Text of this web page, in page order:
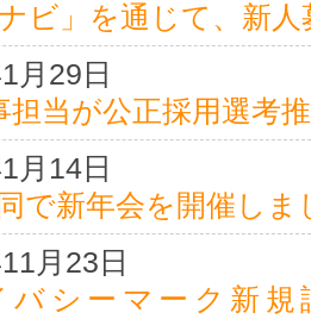
ナビ」を通じて、新
月29日
担当が公正採用選考
月14日
で新年会を開催しま
月23日
バシーマーク新